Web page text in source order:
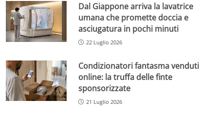
Dal Giappone arriva la lavatrice
umana che promette doccia e
asciugatura in pochi minuti
22 Luglio 2026
Condizionatori fantasma venduti
online: la truffa delle finte
sponsorizzate
21 Luglio 2026